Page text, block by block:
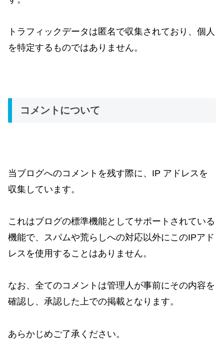
トラフィックデータは匿名で収集されており、個人
を特定するものではありません。
コメントについて
当ブログへのコメントを残す際に、IP アドレスを
収集しています。
これはブログの標準機能としてサポートされている
機能で、スパムや荒らしへの対応以外にこのIPアド
レスを使用することはありません。
なお、全てのコメントは管理人が事前にその内容を
確認し、承認した上での掲載となります。
あらかじめご了承ください。